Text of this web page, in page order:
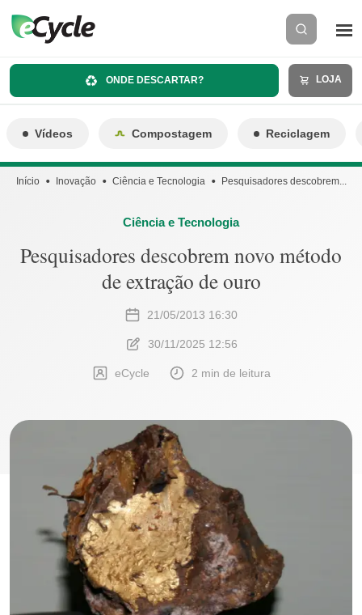
ONDE DESCARTAR? LOJA
Vídeos Compostagem Reciclagem
Início Inovação Ciência e Tecnologia Pesquisadores descobrem...
Ciência e Tecnologia
Pesquisadores descobrem novo método
de extração de ouro
21/05/2013 16:30
30/11/2025 12:56
eCycle 2 min de leitura